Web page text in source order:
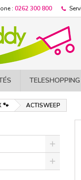
: 0262 300 800
TELESHOPPING
🐾 ACTISWEEP